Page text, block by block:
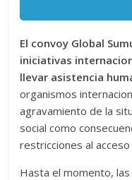
El convoy Global
iniciativas
llevar asistencia
organismos
agravamiento de la
social como
restricciones al acceso
Hasta el momento,